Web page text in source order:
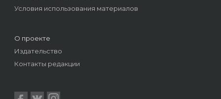
Условия использования материалов
О проекте
Издательство
Контакты редакции